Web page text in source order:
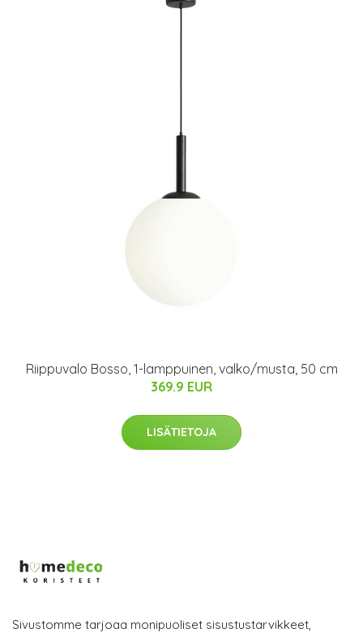
Riippuvalo Bosso, 1-lamppuinen, valko/musta, 50 cm
369.9 EUR
LISÄTIETOJA
Sivustomme tarjoaa monipuoliset sisustustarvikkeet,